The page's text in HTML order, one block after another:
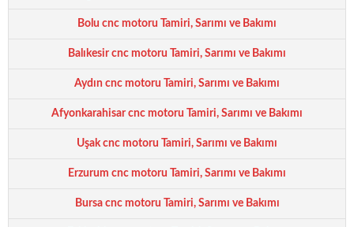
Bolu cnc motoru Tamiri, Sarımı ve Bakımı
Balıkesir cnc motoru Tamiri, Sarımı ve Bakımı
Aydın cnc motoru Tamiri, Sarımı ve Bakımı
Afyonkarahisar cnc motoru Tamiri, Sarımı ve Bakımı
Uşak cnc motoru Tamiri, Sarımı ve Bakımı
Erzurum cnc motoru Tamiri, Sarımı ve Bakımı
Bursa cnc motoru Tamiri, Sarımı ve Bakımı